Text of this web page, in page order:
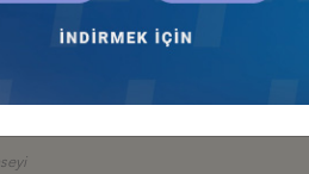
YAUNDE’DE
MİLYAR DOLAR